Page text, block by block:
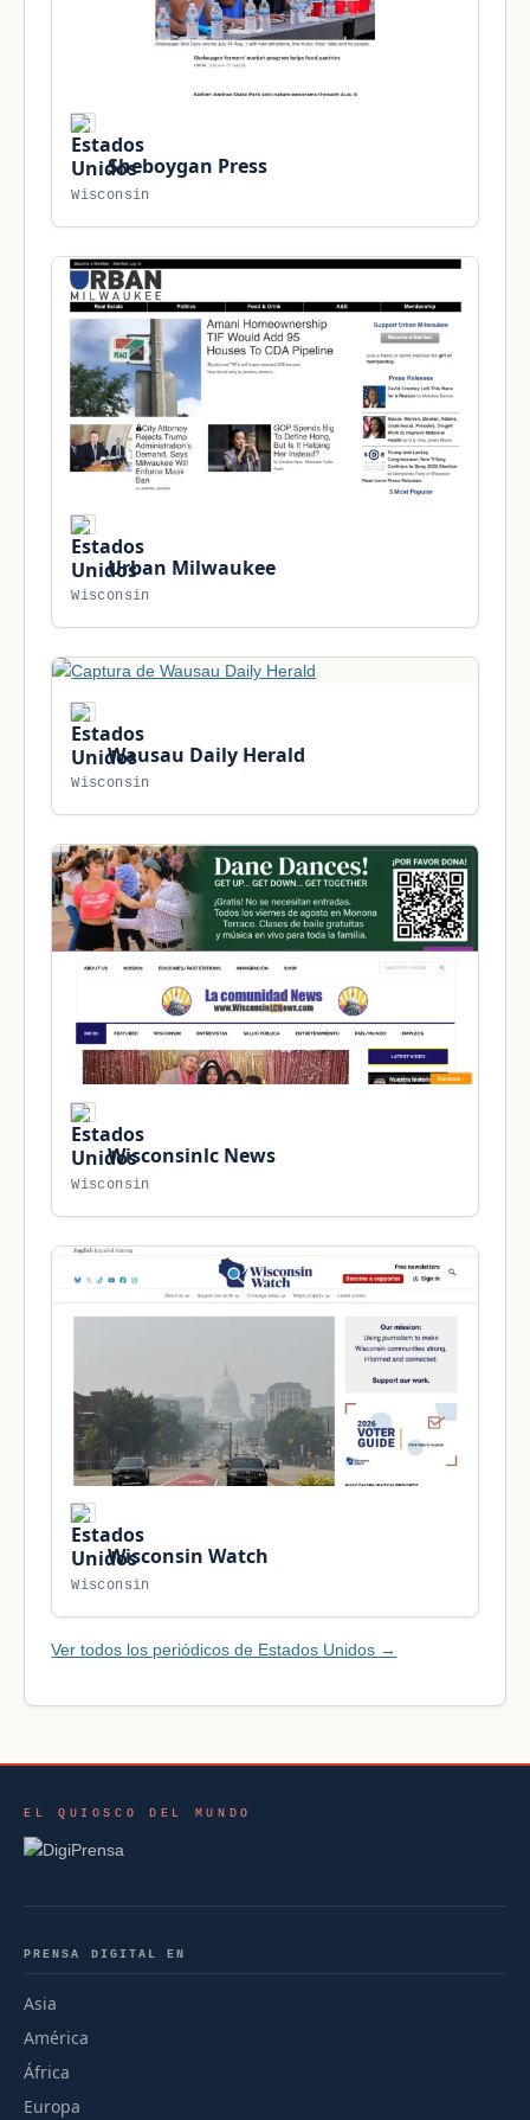
Sheboygan Press
Wisconsin
Urban Milwaukee
Wisconsin
Wausau Daily Herald
Wisconsin
Wisconsinlc News
Wisconsin
Wisconsin Watch
Wisconsin
Ver todos los periódicos de Estados Unidos →
EL QUIOSCO DEL MUNDO
PRENSA DIGITAL EN
Asia
América
África
Europa